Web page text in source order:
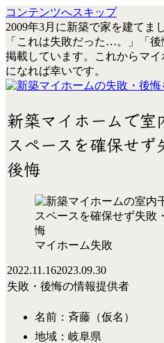
コンテンツへスキップ
2009年3月に新築で家を建てま
「これは失敗だった…。」「
掲載しています。これからマ
になれば幸いです。
新築マイホームで室
スペースを確保せず
後悔
マイホーム失敗
2022.11.162023.09.30
失敗・後悔の情報提供者
名前：斉藤（仮名）
地域：岐阜県